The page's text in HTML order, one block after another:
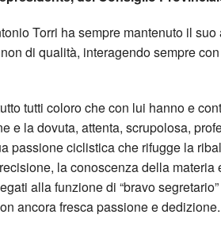
Torri ha sempre mantenuto il suo
di qualità, interagendo sempre
tutti coloro che con lui hanno e
e la dovuta, attenta, scrupolosa,
passione ciclistica che rifugge la
la conoscenza della materia
alla funzione di “bravo
ancora fresca passione e dedizione.